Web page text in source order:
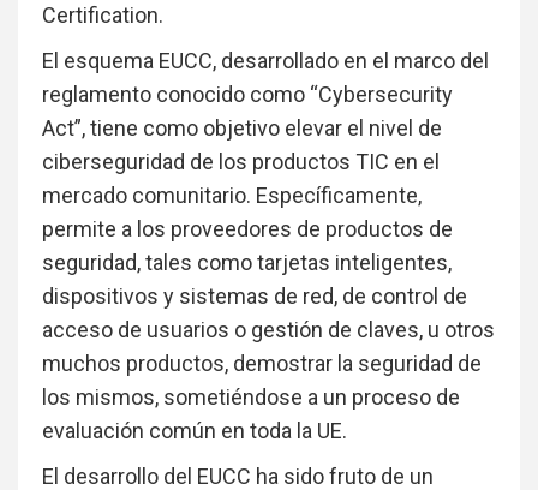
Certification.
El esquema EUCC, desarrollado en el marco del
reglamento conocido como “Cybersecurity
Act”, tiene como objetivo elevar el nivel de
ciberseguridad de los productos TIC en el
mercado comunitario. Específicamente,
permite a los proveedores de productos de
seguridad, tales como tarjetas inteligentes,
dispositivos y sistemas de red, de control de
acceso de usuarios o gestión de claves, u otros
muchos productos, demostrar la seguridad de
los mismos, sometiéndose a un proceso de
evaluación común en toda la UE.
El desarrollo del EUCC ha sido fruto de un